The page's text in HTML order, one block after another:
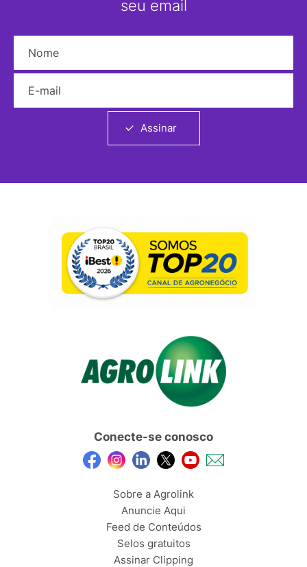
seu email
Assinar
Conecte-se conosco
Sobre a Agrolink
Anuncie Aqui
Feed de Conteúdos
Selos gratuitos
Assinar Clipping